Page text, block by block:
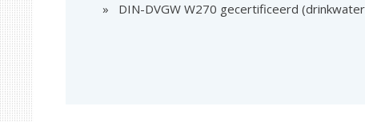
DIN-DVGW W270 gecertificeerd